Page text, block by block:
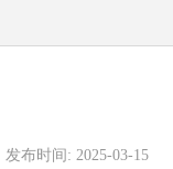
发布时间: 2025-03-15